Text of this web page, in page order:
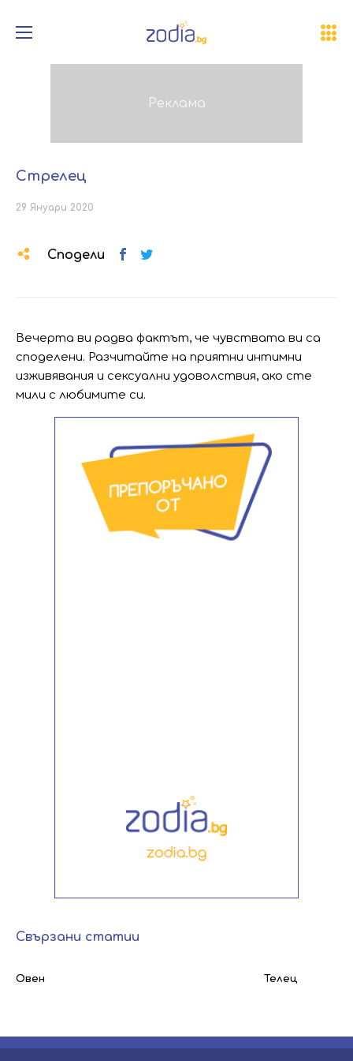
Стрелец
29 Януари 2020
Сподели
Вечерта ви радва фактът, че чувствата ви са
споделени. Разчитайте на приятни интимни
изживявания и сексуални удоволствия, ако сте
мили с любимите си.
Свързани статии
Овен Телец